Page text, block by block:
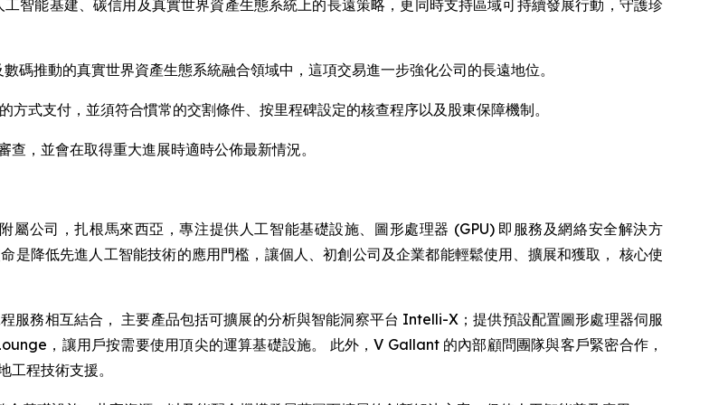
智能基建、碳信用及真實世界資產生態系統上的長遠策略，更同時支持區域可持續發展行動，守護珍
推動的真實世界資產生態系統融合領域中，這項交易進一步強化公司的長遠地位。
式支付，並須符合慣常的交割條件、按里程碑設定的核查程序以及股東保障機制。
，並會在取得重大進展時適時公佈最新情況。
公司，扎根馬來西亞，專注提供人工智能基礎設施、圖形處理器 (GPU) 即服務及網絡安全解決方
降低先進人工智能技術的應用門檻，讓個人、初創公司及企業都能輕鬆使用、擴展和獲取， 核心使
服務相互結合， 主要產品包括可擴展的分析與智能洞察平台 Intelli-X；提供預設配置圖形處理器伺服
，讓用戶按需要使用頂尖的運算基礎設施。 此外，V Gallant 的內部顧問團隊與客戶緊密合作，
程技術支援。